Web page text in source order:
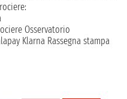
Osservatorio
Klarna Rassegna stampa